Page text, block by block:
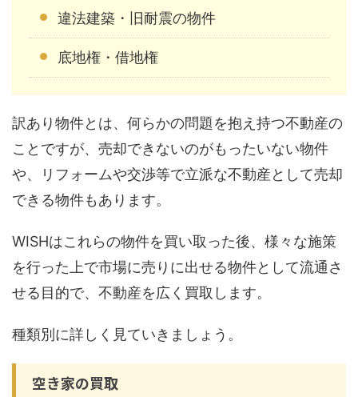
違法建築・旧耐震の物件
底地権・借地権
訳あり物件とは、何らかの問題を抱え持つ不動産の
ことですが、売却できないのがもったいない物件
や、リフォームや交渉等で立派な不動産として売却
できる物件もあります。
WISHはこれらの物件を買い取った後、様々な施策
を行った上で市場に売りに出せる物件として流通さ
せる目的で、不動産を広く買取します。
種類別に詳しく見ていきましょう。
空き家の買取